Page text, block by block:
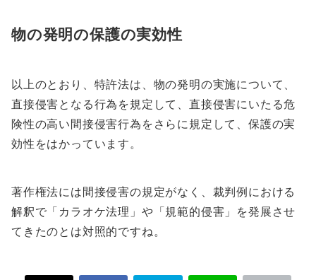
物の発明の保護の実効性
以上のとおり、特許法は、物の発明の実施について、
直接侵害となる行為を規定して、直接侵害にいたる危
険性の高い間接侵害行為をさらに規定して、保護の実
効性をはかっています。
著作権法には間接侵害の規定がなく、裁判例における
解釈で「カラオケ法理」や「規範的侵害」を発展させ
てきたのとは対照的ですね。